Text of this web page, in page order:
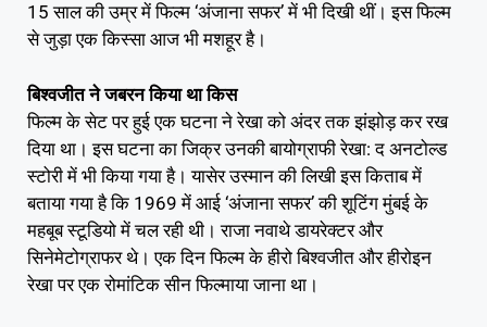
15 साल की उम्र में फिल्म ‘अंजाना सफर’ में भी दिखी थीं। इस फिल्म
से जुड़ा एक किस्सा आज भी मशहूर है।
बिश्वजीत ने जबरन किया था किस
फिल्म के सेट पर हुई एक घटना ने रेखा को अंदर तक झंझोड़ कर रख
दिया था। इस घटना का जिक्र उनकी बायोग्राफी रेखा: द अनटोल्ड
स्टोरी में भी किया गया है। यासेर उस्मान की लिखी इस किताब में
बताया गया है कि 1969 में आई ‘अंजाना सफर’ की शूटिंग मुंबई के
महबूब स्टूडियो में चल रही थी। राजा नवाथे डायरेक्टर और
सिनेमेटोग्राफर थे। एक दिन फिल्म के हीरो बिश्वजीत और हीरोइन
रेखा पर एक रोमांटिक सीन फिल्माया जाना था।